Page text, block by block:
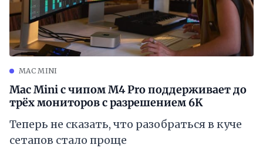
MAC MINI
Mac Mini с чипом M4 Pro поддерживает до
трёх мониторов с разрешением 6K
Теперь не сказать, что разобраться в куче
сетапов стало проще